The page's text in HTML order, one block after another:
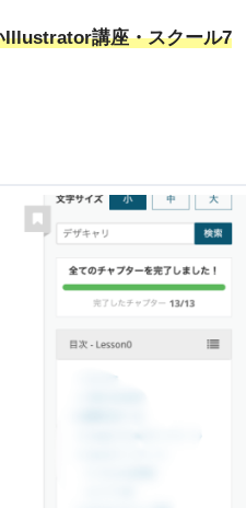
Illustrator講座・スクール7